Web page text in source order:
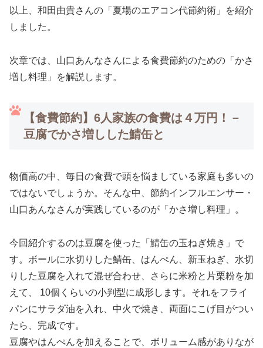
以上、和田由貴さんの「夏場のエアコン代節約術」を紹介
しました。
次章では、山口あんなさんによる食費節約のための「かさ
増し料理」を解説します。
【食費節約】6人家族の食費は４万円！－
豆腐でかさ増しした鯖缶と
物価高の中、毎日の食費で頭を悩ましている家庭も多いの
ではないでしょうか。そんな中、節約インフルエンサー・
山口あんなさんが実践しているのが「かさ増し料理」。
今回紹介するのは豆腐を使った「鯖缶の玉ねぎ焼き」で
す。ボールに水切りした鯖缶、はんぺん、新玉ねぎ、水切
りした豆腐を入れて混ぜ合わせ、さらに米粉と片栗粉を加
えて、 10個くらいの小判型に成形します。それをフライ
パンにサラダ油を入れ、中火で焼き、両面にこげ目がつい
たら、完成です。
豆腐やはんぺんを加えることで、ボリューム感がありなが